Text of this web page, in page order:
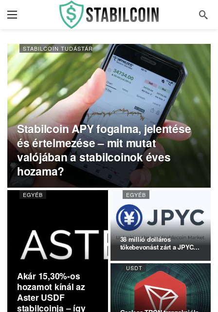
STABILCOIN TUDÁSTÁR
Stabilcoin APY fogalma, jelentése
és értelmezése – mit mutat
valójában a stabilcoinok éves
hozama?
EGYÉB
Akár 15,30%-os
hozamot kínál az
Aster USDF
stabilcoinja – így
EGYÉB
38 millió dolláros
tőkebevonást zárt a JPYC –
USDT